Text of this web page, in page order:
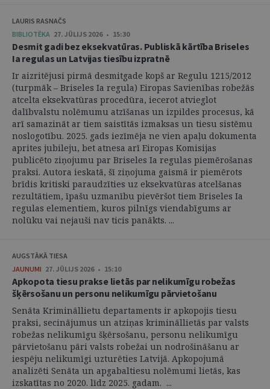
LAURIS RASNAČS
BIBLIOTĒKA 27. JŪLIJS 2026 • 15:30
Desmit gadi bez eksekvatūras. Publiskā kārtība Briseles
Ia regulas un Latvijas tiesību izpratnē
Ir aizritējusi pirmā desmitgade kopš ar Regulu 1215/2012
(turpmāk – Briseles Ia regula) Eiropas Savienības robežās
atcelta eksekvatūras procedūra, iecerot atvieglot
dalībvalstu nolēmumu atzīšanas un izpildes procesus, kā
arī samazināt ar tiem saistītās izmaksas un tiesu sistēmu
noslogotību. 2025. gads iezīmēja ne vien apaļu dokumenta
aprites jubileju, bet atnesa arī Eiropas Komisijas
publicēto ziņojumu par Briseles Ia regulas piemērošanas
praksi. Autora ieskatā, šī ziņojuma gaismā ir piemērots
brīdis kritiski paraudzīties uz eksekvatūras atcelšanas
rezultātiem, īpašu uzmanību pievēršot tiem Briseles Ia
regulas elementiem, kuros pilnīgs viendabīgums ar
nolūku vai nejauši nav ticis panākts. ...
AUGSTĀKĀ TIESA
JAUNUMI 27. JŪLIJS 2026 • 15:10
Apkopota tiesu prakse lietās par nelikumīgu robežas
šķērsošanu un personu nelikumīgu pārvietošanu
Senāta Krimināllietu departaments ir apkopojis tiesu
praksi, secinājumus un atziņas krimināllietās par valsts
robežas nelikumīgu šķērsošanu, personu nelikumīgu
pārvietošanu pāri valsts robežai un nodrošināšanu ar
iespēju nelikumīgi uzturēties Latvijā. Apkopojumā
analizēti Senāta un apgabaltiesu nolēmumi lietās, kas
izskatītas no 2020. līdz 2025. gadam. ...